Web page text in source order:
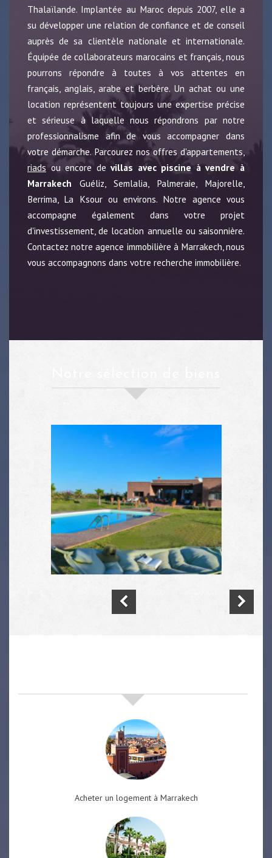
Thalaïlande. Implantée au Maroc depuis 2007, elle a
su développer une relation de confiance et de conseil
auprès de sa clientèle nationale et internationale.
Équipée de collaborateurs marocains et français, nous
pourrons répondre à toutes à vos attentes en
français, anglais, arabe et berbère. Un achat ou une
location représentent toujours une expertise précise
et sérieuse à laquelle nous répondrons par notre
professionnalisme afin de vous accompagner dans
votre démarche. Parcourez nos offres d'appartements,
riads ou encore devillas avec piscine à vendre à
Marrakech Guéliz, Semlalia, Palmeraie, Majorelle,
Berrima, La Ksour ou environs. Notre agence vous
accompagne également dans votre projet
d'investissement, de location annuelle ou saisonnière.
Contactez notre agence immobilière à Marrakech, nous
vous accompagnons dans votre recherche immobilière.
Acheter un logement à Marrakech